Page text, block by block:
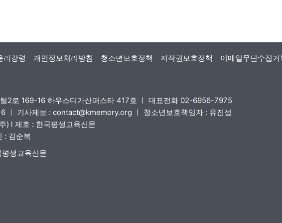
리강령 개인정보처리방침 청소년보호정책 저작권보호정책 이메일무단수집거
2로 169-16 하우스디가산퍼스타 417호 ㅣ 대표전화 02-6956-7975
ㅣ 기사제보 : contact@kmemory.org ㅣ 청소년보호책임자 : 유진섭
) l 제호 : 한국평생교육신문
: 김순복
생교육신문